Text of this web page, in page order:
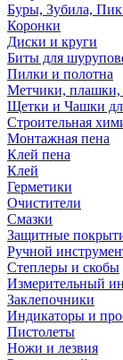
Буры, Зубила,
Коронки
Диски и круги
Биты для
Пилки и полотна
Метчики, плашки,
Щетки и Чашки
Строительная
Монтажная пена
Клей пена
Клей
Герметики
Очистители
Смазки
Защитные
Ручной
Степлеры и скобы
Измерительный
Заклепочники
Индикаторы и
Пистолеты
Ножи и лезвия